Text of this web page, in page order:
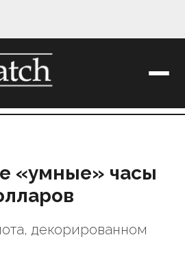
«умные» часы
декорированном